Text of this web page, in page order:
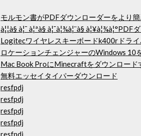
モルモン書がPDFダウンローダーをより簡
à¦¦à§ à¦¯ à¦ªà§ à¦¯à¦¾à¦¨à§ à¦¥à¦¾à¦°PDF
Logitecワイヤレスキーボードk400rドラ
ロケーションチェンジャーのWindows 10
Mac Book ProにMinecraftをダウンロード
無料エッセイタイパーダウンロード
resfpdj
resfpdj
resfpdj
resfpdj
resfpdj